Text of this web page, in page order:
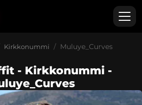
Kirkkonummi Muluye_Curves
- Kirkkonummi -